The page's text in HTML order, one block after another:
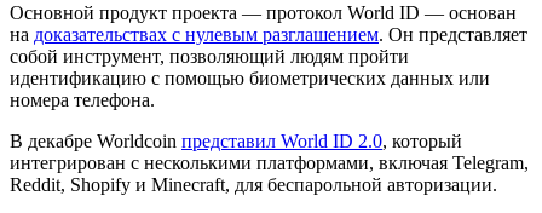
Основной продукт проекта — протокол World ID — основан
на доказательствах с нулевым разглашением. Он представляет
собой инструмент, позволяющий людям пройти
идентификацию с помощью биометрических данных или
номера телефона.
В декабре Worldcoin представил World ID 2.0, который
интегрирован с несколькими платформами, включая Telegram,
Reddit, Shopify и Minecraft, для беспарольной авторизации.